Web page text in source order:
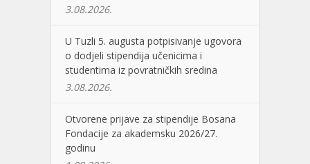
3.08.2026.
U Tuzli 5. augusta potpisivanje ugovora
o dodjeli stipendija učenicima i
studentima iz povratničkih sredina
3.08.2026.
Otvorene prijave za stipendije Bosana
Fondacije za akademsku 2026/27.
godinu